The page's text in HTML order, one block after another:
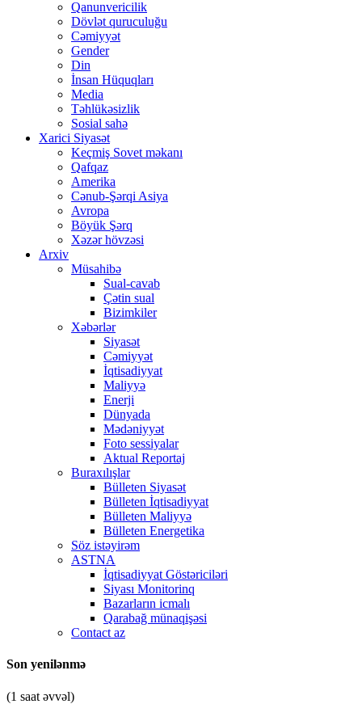
Qanunvericilik
Dövlət quruculuğu
Cəmiyyət
Gender
Din
İnsan Hüquqları
Media
Təhlükəsizlik
Sosial sahə
Xarici Siyasət
Keçmiş Sovet məkanı
Qafqaz
Amerika
Cənub-Şərqi Asiya
Avropa
Böyük Şərq
Xəzər hövzəsi
Arxiv
Müsahibə
Sual-cavab
Çətin sual
Bizimkiler
Xəbərlər
Siyasət
Cəmiyyət
İqtisadiyyat
Maliyyə
Enerji
Dünyada
Mədəniyyət
Foto sessiyalar
Aktual Reportaj
Buraxılışlar
Bülleten Siyasət
Bülleten İqtisadiyyat
Bülleten Maliyyə
Bülleten Energetika
Söz istəyirəm
ASTNA
İqtisadiyyat Göstəriciləri
Siyası Monitorinq
Bazarların icmalı
Qarabağ münaqişəsi
Contact az
Son yenilənmə
(1 saat əvvəl)